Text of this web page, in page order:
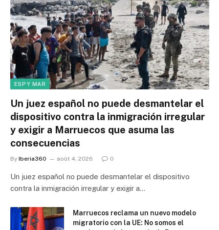
ESP Y MAR
Un juez español no puede desmantelar el
dispositivo contra la inmigración irregular
y exigir a Marruecos que asuma las
consecuencias
By Iberia360 août 4, 2026 0
Un juez español no puede desmantelar el dispositivo
contra la inmigración irregular y exigir a…
Marruecos reclama un nuevo modelo
migratorio con la UE: No somos el